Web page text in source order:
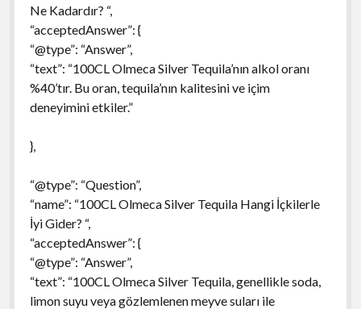
Ne Kadardır? “,
“acceptedAnswer”: {
“@type”: “Answer”,
“text”: “100CL Olmeca Silver Tequila’nın alkol oranı
%40’tır. Bu oran, tequila’nın kalitesini ve içim
deneyimini etkiler.”
},
“@type”: “Question”,
“name”: “100CL Olmeca Silver Tequila Hangi İçkilerle
İyi Gider? “,
“acceptedAnswer”: {
“@type”: “Answer”,
“text”: “100CL Olmeca Silver Tequila, genellikle soda,
limon suyu veya gözlemlenen meyve suları ile